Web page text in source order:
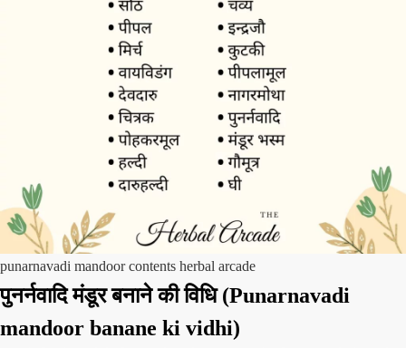
punarnavadi mandoor contents herbal arcade
पुनर्नवादि मंडूर बनाने की विधि (Punarnavadi
mandoor banane ki vidhi)